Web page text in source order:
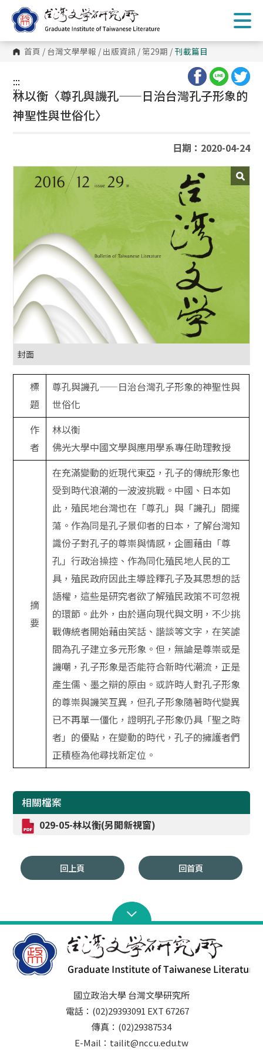
到
主
內
容 首頁 / 台灣文學學報 / 出版資訊 / 第29期 / 刊載篇目
:::
:::
林以衡〈尊孔與譏孔——日治台灣孔子形象的
神聖性與世俗化〉
日期：2020-04-24
封面
標
題
尊孔與譏孔——日治台灣孔子形象的神聖性與
世俗化
作
者
林以衡
佛光大學中國文學與應用學系專任助理教授
摘
要
在充滿變動的近現代東亞，孔子的傳統形象也
受到時代浪潮的一波波挑戰。中國、日本如
此，殖民地台灣也在「尊孔」與「譏孔」間擺
蕩。作為同是孔子景仰者的日本，了解台灣知
識份子對孔子的尊崇與情感，企圖藉由「尊
孔」行政治操控、作為同化殖民地人民的工
具，殖民政府因此主導詮釋孔子及其思想的話
語權，這些是研究者欲了解殖民政策不可忽視
的環節。此外，由於邁向現代與文明，不少挑
戰傳統者開始藉由笑話、諧談等文字，在笑謔
間為孔子建立多元形象。但，無論是尊崇或是
譏嘲，孔子形象是否能符合新時代潮流，正是
產生儒、墨之辯的原由。或許時人對孔子形象
的尊崇與譏笑互異，但孔子形象隨著時代變異
已不再單一僵化，證明孔子形象仍具「聖之時
者」的優點，在變動的時代，孔子的擁護者們
正積極為他尋找新定位。
相關檔案
029-05-林以衡(另開新視窗)
回上頁 回首頁
國立政治大學 台灣文學研究所
電話：(02)29393091 EXT 67267
傳真：(02)29387534
E-Mail：tailit@nccu.edu.tw